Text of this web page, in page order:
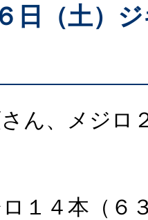
日（土）
ん、メジロ
１４本（６